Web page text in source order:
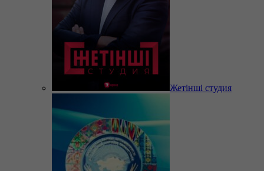
Жетінші студия